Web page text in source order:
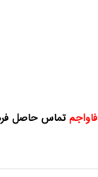
فاواجمتماس حاصل